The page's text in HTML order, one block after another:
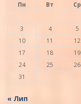
Пн Вт Ср
3
4 5
10
11 12
17
18 19
24
25 26
31
« Лип